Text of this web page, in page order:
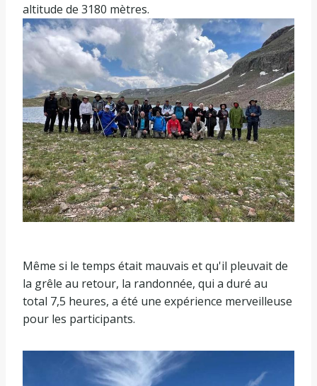
altitude de 3180 mètres.
Même si le temps était mauvais et qu'il pleuvait de
la grêle au retour, la randonnée, qui a duré au
total 7,5 heures, a été une expérience merveilleuse
pour les participants.